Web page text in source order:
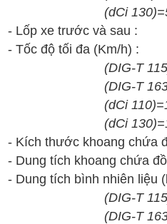
(dCi130)=
- Lốp xe trước và sau :
- Tốcđộ tốiđa (Km/h) :
(DIG-T115
(DIG-T
(dCi 110)=
(dCi130)=
- Kích thước khoang chứa
- Dung tích khoang chứađồ
- Dung tích bình nhiên liệu
(DIG-T115
(DIG-T